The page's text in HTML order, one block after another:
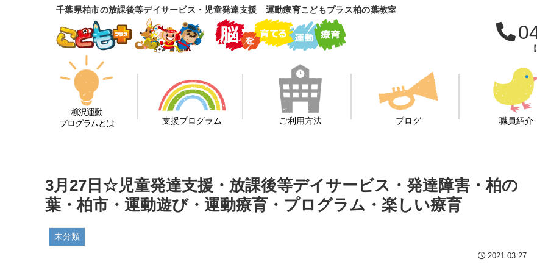
千葉県柏市の放課後等デイサービス・児童発達支援 運動療育こどもプラス柏の葉教室
柳沢運動
プログラムとは
支援プログラム ご利用方法 ブログ 職員紹介
3月27日☆児童発達支援・放課後等デイサービス・発達障害・柏の
葉・柏市・運動遊び・運動療育・プログラム・楽しい療育
未分類
2021.03.27